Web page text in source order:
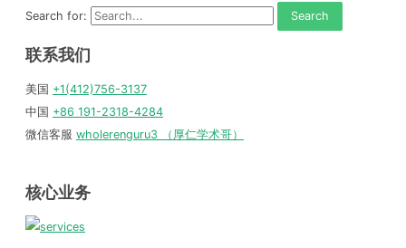
Search for:
联系我们
美国 +1(412)756-3137
中国 +86 191-2318-4284
微信客服 wholerenguru3 （厚仁学术哥）
核心业务